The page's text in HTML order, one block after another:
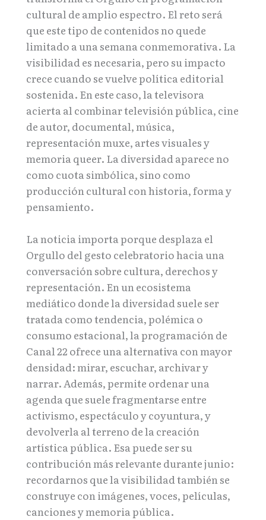
cultural de amplio espectro. El reto será
que este tipo de contenidos no quede
limitado a una semana conmemorativa. La
visibilidad es necesaria, pero su impacto
crece cuando se vuelve política editorial
sostenida. En este caso, la televisora
acierta al combinar televisión pública, cine
de autor, documental, música,
representación muxe, artes visuales y
memoria queer. La diversidad aparece no
como cuota simbólica, sino como
producción cultural con historia, forma y
pensamiento.
La noticia importa porque desplaza el
Orgullo del gesto celebratorio hacia una
conversación sobre cultura, derechos y
representación. En un ecosistema
mediático donde la diversidad suele ser
tratada como tendencia, polémica o
consumo estacional, la programación de
Canal 22 ofrece una alternativa con mayor
densidad: mirar, escuchar, archivar y
narrar. Además, permite ordenar una
agenda que suele fragmentarse entre
activismo, espectáculo y coyuntura, y
devolverla al terreno de la creación
artística pública. Esa puede ser su
contribución más relevante durante junio:
recordarnos que la visibilidad también se
construye con imágenes, voces, películas,
canciones y memoria pública.